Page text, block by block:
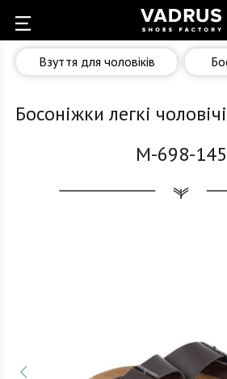
Взуття для чоловіків
Босоніжки легкі
M-698-145